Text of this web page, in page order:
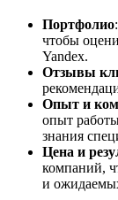
Портфолио
чтобы
Yandex.
Отзывы
Опыт и
опыт
знания
Цена и
компаний,
и